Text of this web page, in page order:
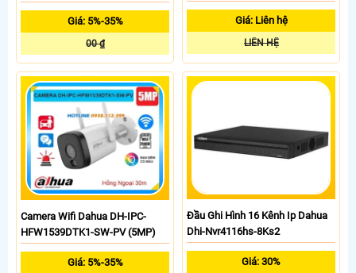
Giá: 5%-35%
00 ₫
Giá: Liên hệ
LIÊN HỆ
Camera Wifi Dahua DH-IPC-
HFW1539DTK1-SW-PV (5MP)
Giá: 5%-35%
Đầu Ghi Hình 16 Kênh Ip Dahua
Dhi-Nvr4116hs-8Ks2
Giá: 30%